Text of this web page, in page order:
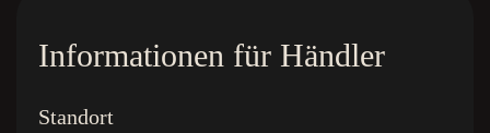
Informationen für Händler
Standort